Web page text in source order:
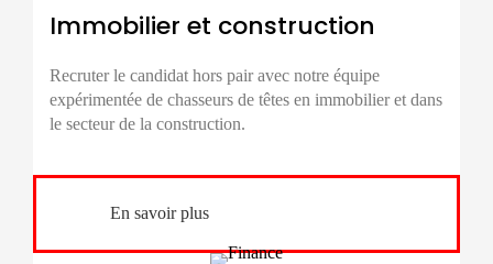
Immobilier et construction
Recruter le candidat hors pair avec notre équipe
expérimentée de chasseurs de têtes en immobilier et dans
le secteur de la construction.
En savoir plus